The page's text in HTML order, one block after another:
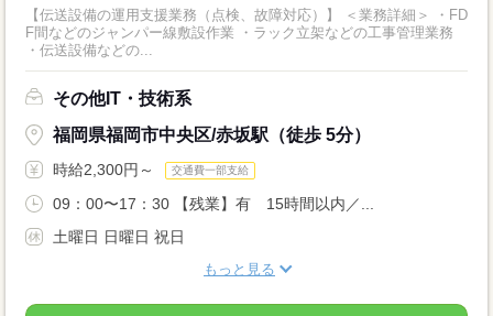
【伝送設備の運用支援業務（点検、故障対応）】 ＜業務詳細＞ ・FD
F間などのジャンパー線敷設作業 ・ラック立架などの工事管理業務
・伝送設備などの...
その他IT・技術系
福岡県福岡市中央区/赤坂駅（徒歩 5分）
時給2,300円～ 交通費一部支給
09：00〜17：30 【残業】有 15時間以内／...
土曜日 日曜日 祝日
もっと見る